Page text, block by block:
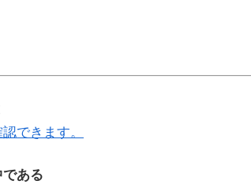
できます。
ある